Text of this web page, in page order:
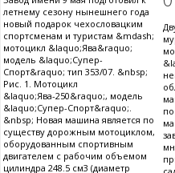
летнему сезону нынешнего года
новый подарок чехословацким
спортсменам и туристам &mdash;
мотоцикл &laquo;Ява&raquo;
модель &laquo;Супер-
Спорт&raquo; тип 353/07. &nbsp;
Рис. 1. Мотоцикл
&laquo;Ява-250&raquo;, модель
&laquo;Супер-Спорт&raquo;.
&nbsp; Новая машина является по
существу дорожным мотоциклом,
оборудованным спортивным
двигателем с рабочим объемом
цилиндра 248.5 см3 (диаметр